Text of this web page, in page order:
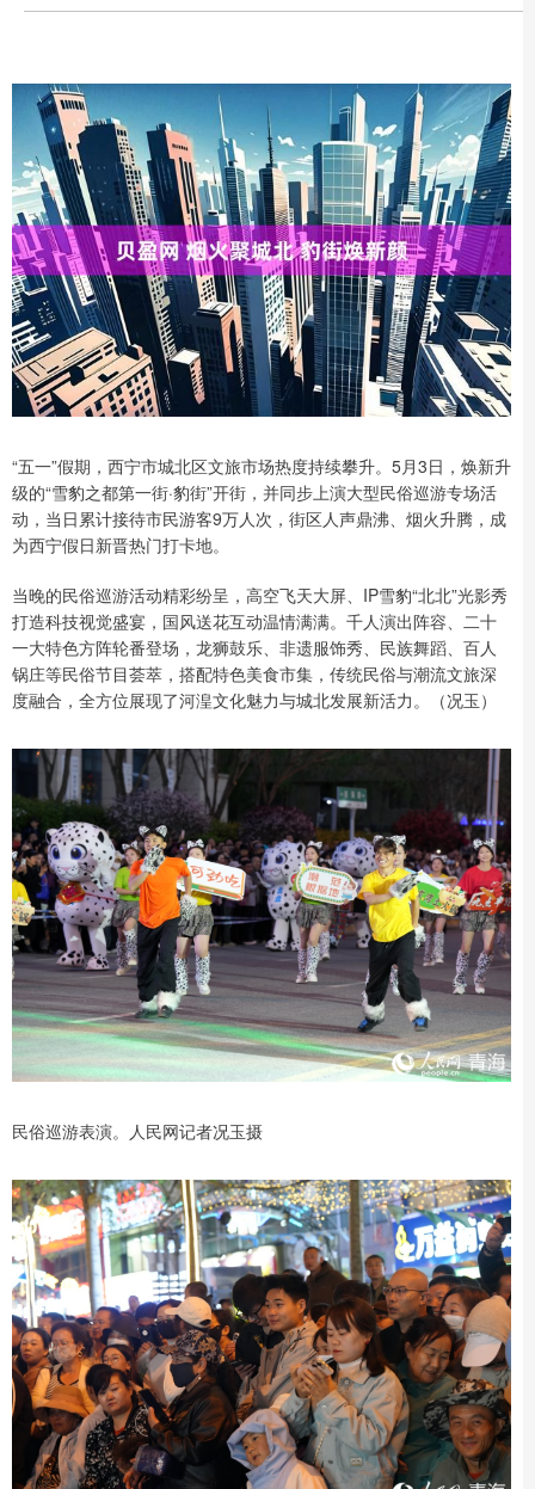
“五一”假期，西宁市城北区文旅市场热度持续攀升。5月3日，焕新升
级的“雪豹之都第一街·豹街”开街，并同步上演大型民俗巡游专场活
动，当日累计接待市民游客9万人次，街区人声鼎沸、烟火升腾，成
为西宁假日新晋热门打卡地。
当晚的民俗巡游活动精彩纷呈，高空飞天大屏、IP雪豹“北北”光影秀
打造科技视觉盛宴，国风送花互动温情满满。千人演出阵容、二十
一大特色方阵轮番登场，龙狮鼓乐、非遗服饰秀、民族舞蹈、百人
锅庄等民俗节目荟萃，搭配特色美食市集，传统民俗与潮流文旅深
度融合，全方位展现了河湟文化魅力与城北发展新活力。（况玉）
民俗巡游表演。人民网记者况玉摄